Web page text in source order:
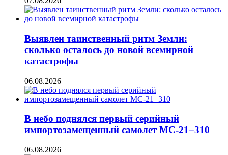
Выявлен таинственный ритм Земли:
сколько осталось до новой всемирной
катастрофы
06.08.2026
В небо поднялся первый серийный
импортозамещенный самолет МС-21−310
06.08.2026